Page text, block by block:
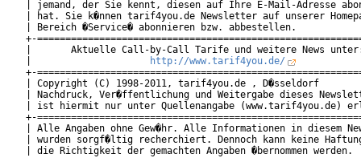
| jemand, der Sie kennt, diesen auf Ihre E-Mail-Adresse
| hat. Sie k�nnen tarif4you.de Newsletter auf unserer
| Bereich �Service� abonnieren bzw. abbestellen.
+-
|       Aktuelle Call-by-Call Tarife und weitere News
http://www.tarif4you.de/
+-
| Copyright (C) 1998-2011, tarif4you.de , D�sseldorf
| Nachdruck, Ver�ffentlichung und Weitergabe dieses
| ist hiermit nur unter Quellenangabe (www.tarif4you.de)
+-
| Alle Angaben ohne Gew�hr. Alle Informationen in diesem
| wurden sorgf�ltig recherchiert. Dennoch kann keine
| die Richtigkeit der gemachten Angaben �bernommen